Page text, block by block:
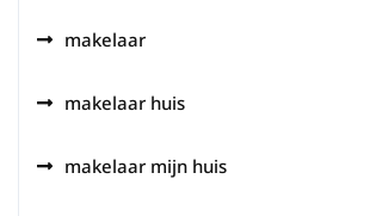
makelaar
makelaar huis
makelaar mijn huis